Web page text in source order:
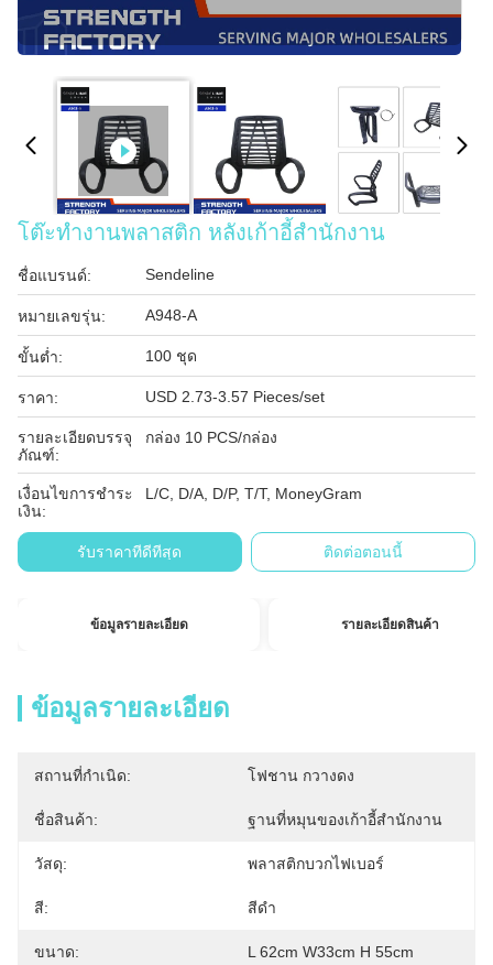
โต๊ะทํางานพลาสติก หลังเก้าอี้สํานักงาน
ชื่อแบรนด์: Sendeline
หมายเลขรุ่น: A948-A
ขั้นต่ำ: 100 ชุด
ราคา: USD 2.73-3.57 Pieces/set
รายละเอียดบรรจุ
ภัณฑ์:
กล่อง 10 PCS/กล่อง
เงื่อนไขการชำระ
เงิน:
L/C, D/A, D/P, T/T, MoneyGram
รับราคาที่ดีที่สุด ติดต่อตอนนี้
ข้อมูลรายละเอียด รายละเอียดสินค้า
ข้อมูลรายละเอียด
สถานที่กำเนิด: โฟชาน กวางดง
ชื่อสินค้า: ฐานที่หมุนของเก้าอี้สํานักงาน
วัสดุ: พลาสติกบวกไฟเบอร์
สี: สีดำ
ขนาด: L 62cm W33cm H 55cm